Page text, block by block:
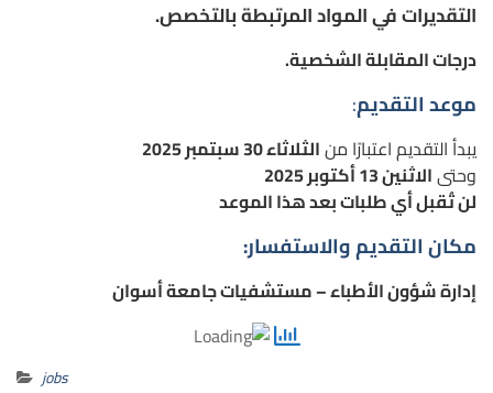
التقديرات في المواد المرتبطة بالتخصص.
درجات المقابلة الشخصية.
موعد التقديم:
يبدأ التقديم اعتبارًا منالثلاثاء 30 سبتمبر 2025
وحتىالاثنين 13 أكتوبر 2025
لن تُقبل أي طلبات بعد هذا الموعد
مكان التقديم والاستفسار:
إدارة شؤون الأطباء – مستشفيات جامعة أسوان
jobs